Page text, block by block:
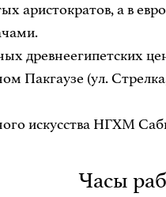
аристократов, а в
древнеегипетских
Пакгаузе (ул.
искусства НГХМ
Часы